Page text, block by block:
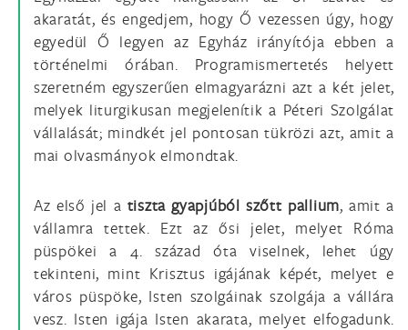
akaratát, és engedjem, hogy Ő vezessen úgy, hogy
egyedül Ő legyen az Egyház irányítója ebben a
történelmi órában. Programismertetés helyett
szeretném egyszerűen elmagyarázni azt a két jelet,
melyek liturgikusan megjelenítik a Péteri Szolgálat
vállalását; mindkét jel pontosan tükrözi azt, amit a
mai olvasmányok elmondtak.
Az első jel a tiszta gyapjúból szőtt pallium, amit a
vállamra tettek. Ezt az ősi jelet, melyet Róma
püspökei a 4. század óta viselnek, lehet úgy
tekinteni, mint Krisztus igájának képét, melyet e
város püspöke, Isten szolgáinak szolgája a vállára
vesz. Isten igája Isten akarata, melyet elfogadunk.